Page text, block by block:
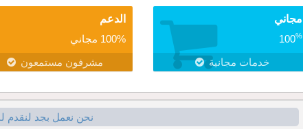
مجاني
100%
خدمات مجانية
الدعم
100% مجاني
مشرفون مستمعون
نحن نعمل بجد